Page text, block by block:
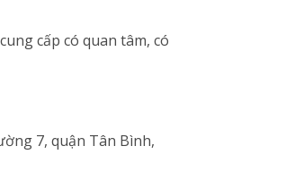
cấp có quan tâm, có
7, quận Tân Bình,